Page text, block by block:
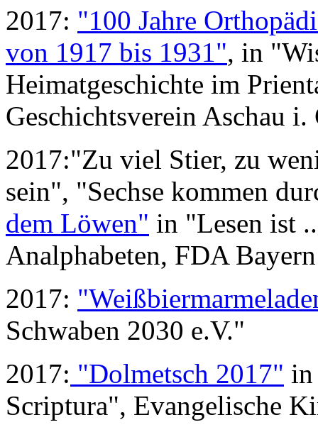
2017: "100 Jahre
von 1917 bis 1931", in
Heimatgeschichte im
Geschichtsverein Aschau i.
2017:"Zu viel Stier, zu
sein", "Sechse kommen
dem Löwen" in "Lesen ist
Analphabeten, FDA Bayern
2017:
Schwaben 2030 e.V."
2017: "Dolmetsch 2017" in
Scriptura", Evangelische